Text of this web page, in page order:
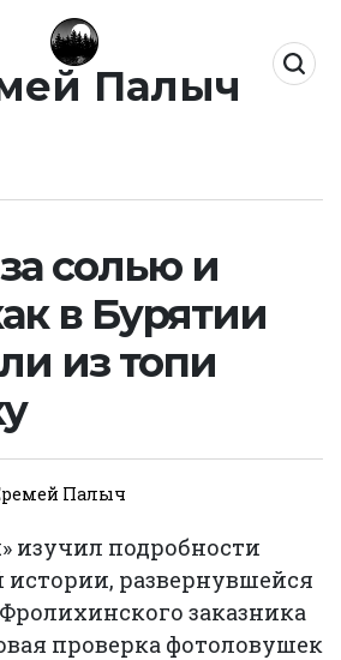
Палыч
солью и
в Бурятии
из топи
Палыч
изучил подробности
развернувшейся
заказника
проверка фотоловушек